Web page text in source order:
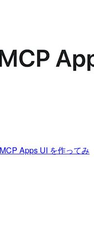
Apps UI を作ってみ